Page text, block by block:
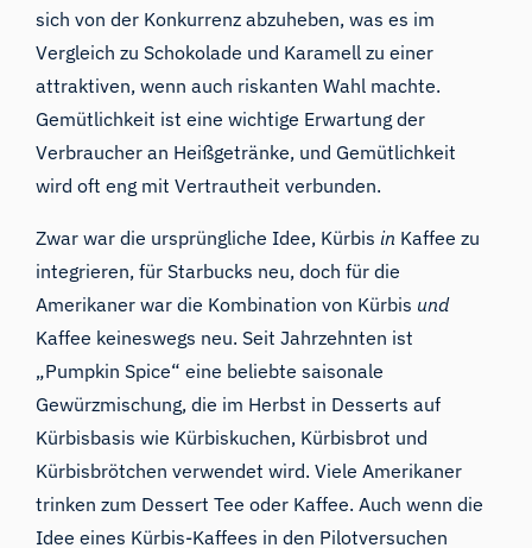
sich von der Konkurrenz abzuheben, was es im
Vergleich zu Schokolade und Karamell zu einer
attraktiven, wenn auch riskanten Wahl machte.
Gemütlichkeit ist eine wichtige Erwartung der
Verbraucher an Heißgetränke, und Gemütlichkeit
wird oft eng mit Vertrautheit verbunden.
Zwar war die ursprüngliche Idee, Kürbisin Kaffee zu
integrieren, für Starbucks neu, doch für die
Amerikaner war die Kombination von Kürbis und
Kaffee keineswegs neu. Seit Jahrzehnten ist
„Pumpkin Spice“ eine beliebte saisonale
Gewürzmischung, die im Herbst in Desserts auf
Kürbisbasis wie Kürbiskuchen, Kürbisbrot und
Kürbisbrötchen verwendet wird. Viele Amerikaner
trinken zum Dessert Tee oder Kaffee. Auch wenn die
Idee eines Kürbis-Kaffees in den Pilotversuchen